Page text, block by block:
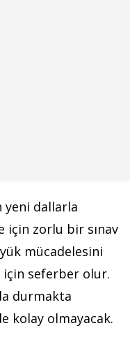
yeni dallarla
için zorlu bir sınav
mücadelesini
için seferber olur.
durmakta
kolay olmayacak.